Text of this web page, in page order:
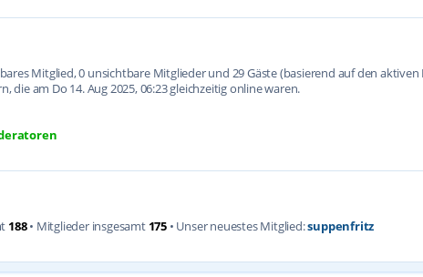
Mitglied, 0 unsichtbare Mitglieder und 29 Gäste (basierend auf den
die am Do 14. Aug 2025, 06:23 gleichzeitig online waren.
188• Mitglieder insgesamt 175 • Unser neuestes Mitglied:suppenfritz